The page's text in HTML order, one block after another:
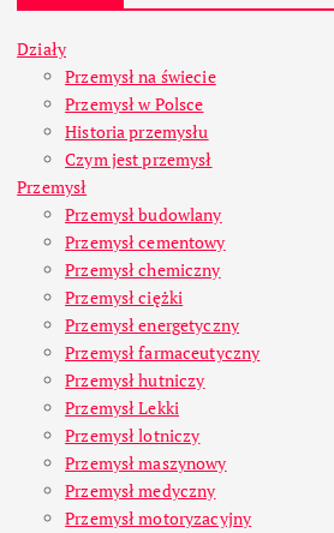
Działy
Przemysł na świecie
Przemysł w Polsce
Historia przemysłu
Czym jest przemysł
Przemysł
Przemysł budowlany
Przemysł cementowy
Przemysł chemiczny
Przemysł ciężki
Przemysł energetyczny
Przemysł farmaceutyczny
Przemysł hutniczy
Przemysł Lekki
Przemysł lotniczy
Przemysł maszynowy
Przemysł medyczny
Przemysł motoryzacyjny